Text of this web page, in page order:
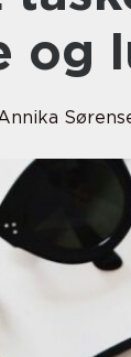
og